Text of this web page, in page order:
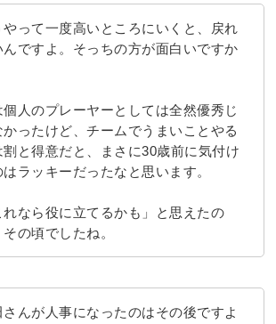
やって一度高いところにいくと、戻れ
んですよ。そっちの方が面白いですか
個人のプレーヤーとしては全然優秀じ
かったけど、チームでうまいことやる
割と得意だと、まさに30歳前に気付け
はラッキーだったなと思います。
れなら役に立てるかも」と思えたの
その頃でしたね。
さんが人事になったのはその後ですよ